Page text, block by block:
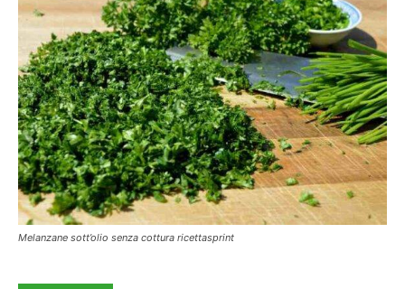
Melanzane sott’olio senza cottura ricettasprint